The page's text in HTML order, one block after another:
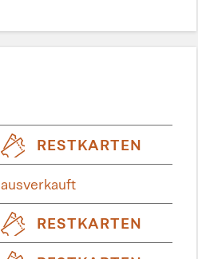
RESTKARTEN
ausverkauft
RESTKARTEN